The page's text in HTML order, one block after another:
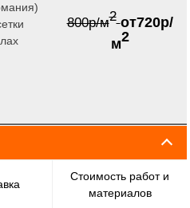
800р/м2 от720р/
м2
Стоимость работ и
материалов